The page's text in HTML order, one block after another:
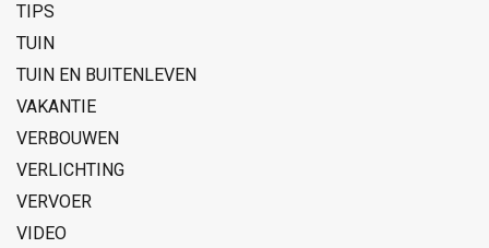
TIPS
TUIN
TUIN EN BUITENLEVEN
VAKANTIE
VERBOUWEN
VERLICHTING
VERVOER
VIDEO